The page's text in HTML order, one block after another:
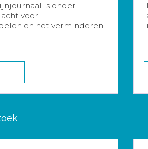
is onder
voor
en het verminderen